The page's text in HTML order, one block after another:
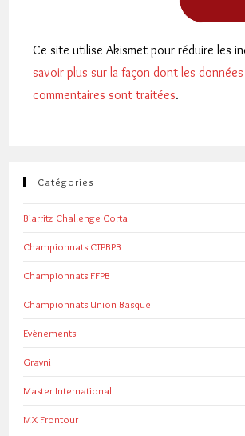
Ce site utilise Akismet pour réduire les
savoir plus sur la façon dont les
commentaires sont traitées.
Catégories
Biarritz Challenge Corta
Championnats CTPBPB
Championnats FFPB
Championnats Union Basque
Evènements
Gravni
Master International
MX Frontour